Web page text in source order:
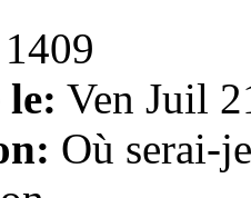
1409
Ven Juil
Où serai-